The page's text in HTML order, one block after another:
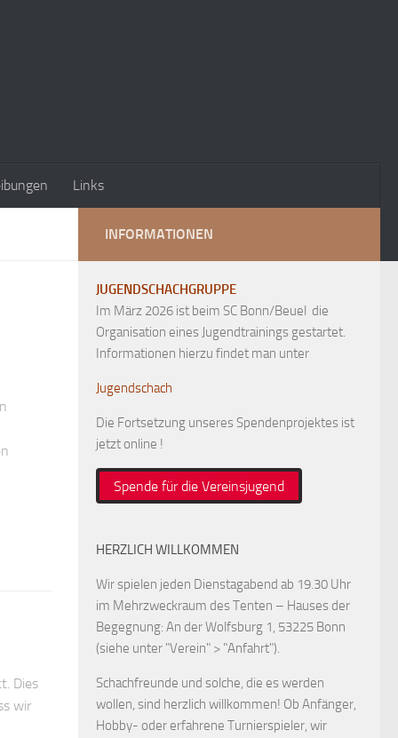
Links
Dies
wir
INFORMATIONEN
JUGENDSCHACHGRUPPE
Im März 2026 ist beim SC Bonn/Beuel die
Organisation eines Jugendtrainings gestartet.
Informationen hierzu findet man unter
Jugendschach
Die Fortsetzung unseres Spendenprojektes ist
jetzt online !
Spende für die Vereinsjugend
HERZLICH WILLKOMMEN
Wir spielen jeden Dienstagabend ab 19.30 Uhr
im Mehrzweckraum des Tenten – Hauses der
Begegnung: An der Wolfsburg 1, 53225 Bonn
(siehe unter "Verein" > "Anfahrt").
Schachfreunde und solche, die es werden
wollen, sind herzlich willkommen! Ob Anfänger,
Hobby- oder erfahrene Turnierspieler, wir